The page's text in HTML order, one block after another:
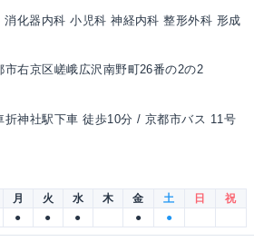
消化器内科 小児科 神経内科 整形外科 形成
右京区嵯峨広沢南野町26番の2の2
折神社駅下車 徒歩10分 / 京都市バス 11号
月 火 水 木 金 土 日
祝
● ● ● ● ●